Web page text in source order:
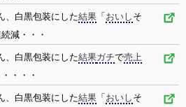
、白黒包装にした結果 「 おいし そ
減・・・
、白黒包装にした結果ガチで売上
・・・
、白黒包装にした結果 「 おいし そ